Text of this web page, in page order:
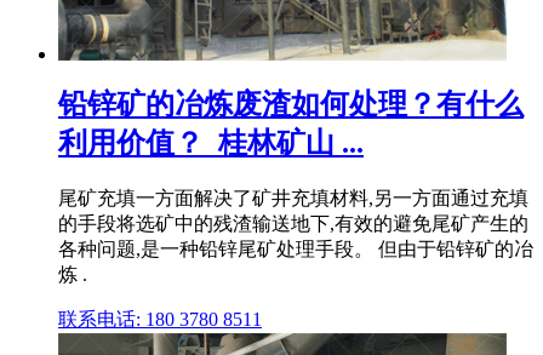
铅锌矿的冶炼废渣如何处理？有什么
利用价值？_桂林矿山 ...
尾矿充填一方面解决了矿井充填材料,另一方面通过充填
的手段将选矿中的残渣输送地下,有效的避免尾矿产生的
各种问题,是一种铅锌尾矿处理手段。 但由于铅锌矿的冶
炼 .
联系电话: 180 3780 8511